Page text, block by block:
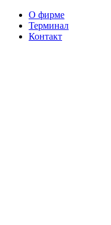
О фирме
Терминал
Контакт